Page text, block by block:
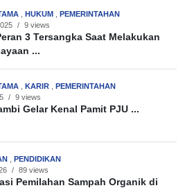
HUKUM
PEMERINTAHAN
/ 9 views
3 Tersangka Saat Melakukan
...
KARIR
PEMERINTAHAN
/ 9 views
Gelar Kenal Pamit PJU ...
PENDIDIKAN
/ 89 views
Pemilahan Sampah Organik di